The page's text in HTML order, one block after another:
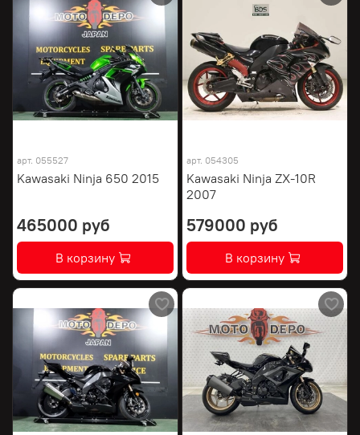
арт. 055527
Kawasaki Ninja 650 2015
465000 руб
В корзину
арт. 054305
Kawasaki Ninja ZX-10R
2007
579000 руб
В корзину